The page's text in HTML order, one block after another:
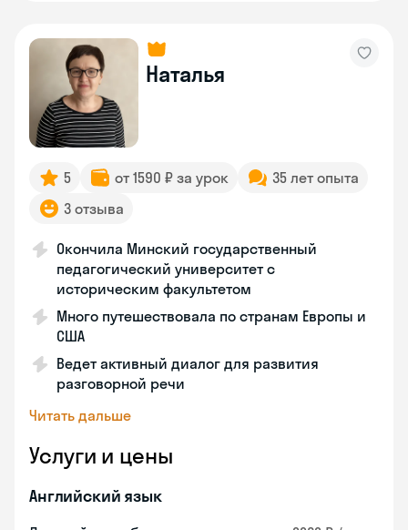
Наталья
5 от 1590 ₽ за урок
35 лет опыта
3 отзыва
Окончила Минский государственный
педагогический университет с
историческим факультетом
Много путешествовала по странам Европы и
США
Ведет активный диалог для развития
разговорной речи
Читать дальше
Услуги и цены
Английский язык